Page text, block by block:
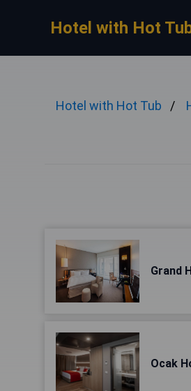
Hotel with Hot
Hotel with Hot Tub
Grand
Ocak